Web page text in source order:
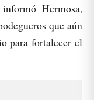
Hermosa,
que aún
para fortalecer el